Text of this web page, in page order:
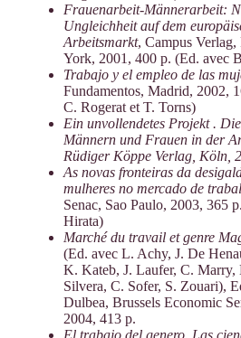
Frauenarbeit-Männerarbeit:
Ungleichheit auf dem
Arbeitsmarkt, Campus
York, 2001, 400 p. (Ed. avec
Trabajo y el empleo de las
Fundamentos, Madrid, 2002,
C. Rogerat et T. Torns)
Ein unvollendetes Projekt .
Männern und Frauen in der
Rüdiger Köppe Verlag, Köln,
As novas fronteiras da
mulheres no mercado de
Senac, Sao Paulo, 2003, 365
Hirata)
Marché du travail et genre
(Ed. avec L. Achy, J. De
K. Kateb, J. Laufer, C. Marry,
Silvera, C. Sofer, S. Zouari),
Dulbea, Brussels Economic
2004, 413 p.